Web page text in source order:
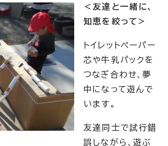
＜友達と一緒に、
知恵を絞って＞
トイレットペーパー
芯や牛乳パックを
つなぎ合わせ、夢
中になって遊んで
います。
友達同士で試行錯
誤しながら、遊ぶ